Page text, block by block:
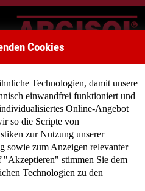
und Ihr Passwort ein, um sich
anzumelden:
Cookies
Technologien, damit unsere
einwandfrei funktioniert und
Online-Angebot
so die Scripte von
zur Nutzung unserer
sowie zum Anzeigen relevanter
stimmen Sie dem
Technologien zu den